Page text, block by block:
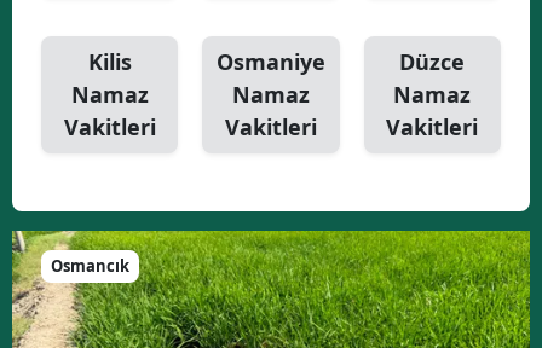
Kilis
Namaz
Vakitleri
Osmaniye
Namaz
Vakitleri
Düzce
Namaz
Vakitleri
Osmancık